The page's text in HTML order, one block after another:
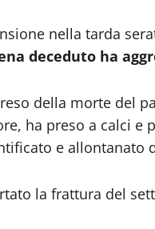
nella tarda
deceduto ha
della morte del
ha preso a calci
e allontanato
la frattura del